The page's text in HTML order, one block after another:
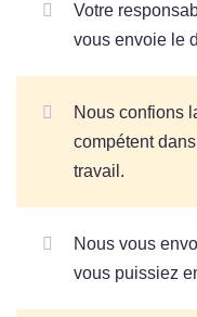
Votre
vous envoie le
Nous confions
compétent
travail.
Nous vous
vous puissiez